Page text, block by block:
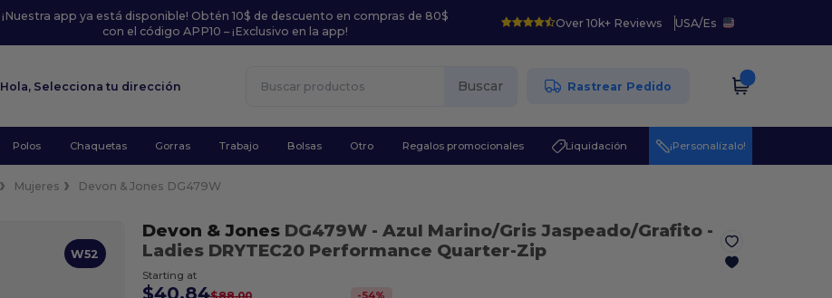
¡Nuestra app ya está disponible! Obtén 10$ de descuento en compras de 80$
con el código APP10 – ¡Exclusivo en la app!
Over 10k+ Reviews USA/Es
Hola, Selecciona tu dirección Buscar Rastrear Pedido
Polos Chaquetas Gorras Trabajo Bolsas Otro Regalos promocionales Liquidación ¡Personalízalo!
Mujeres Devon & Jones DG479W
W52
Devon & JonesDG479W - Azul Marino/Gris Jaspeado/Grafito-
Ladies DRYTEC20 Performance Quarter-Zip
Starting at
-54%